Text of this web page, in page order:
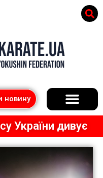
новину
України дивує